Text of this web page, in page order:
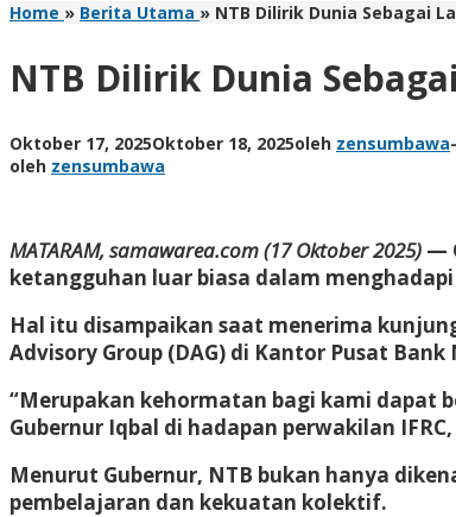
Home » Berita Utama » NTB Dilirik Dunia Sebagai
NTB Dilirik Dunia
Oktober 17, 2025Oktober 18, 2025oleh zensumbawa-
oleh zensumbawa
MATARAM, samawarea.com (17 Oktober 2025) —
ketangguhan luar biasa dalam
Hal itu disampaikan saat menerima
Advisory Group (DAG) di Kantor Pusat
“Merupakan kehormatan bagi kami dapat
Gubernur Iqbal di hadapan perwakilan
Menurut Gubernur, NTB bukan hanya
pembelajaran dan kekuatan kolektif.